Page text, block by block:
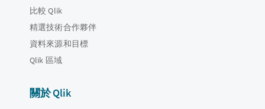
比較 Qlik
精選技術合作夥伴
資料來源和目標
Qlik 區域
關於 Qlik